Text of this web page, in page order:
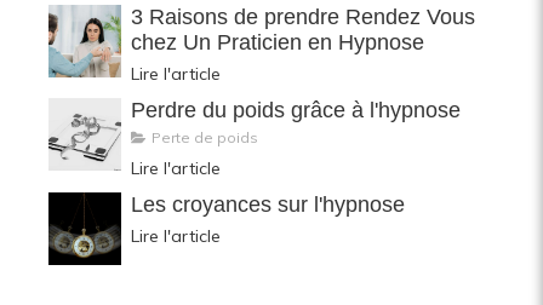
3 Raisons de prendre Rendez Vous
chez Un Praticien en Hypnose
Lire l'article
Perdre du poids grâce à l'hypnose
Perte de poids
Lire l'article
Les croyances sur l'hypnose
Lire l'article